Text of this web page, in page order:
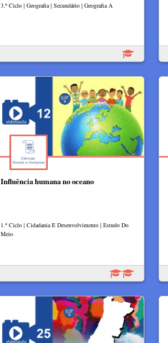
3.º Ciclo | Geografia | Secundário | Geografia A
Influência humana no oceano
1.º Ciclo | Cidadania E Desenvolvimento | Estudo Do
Meio